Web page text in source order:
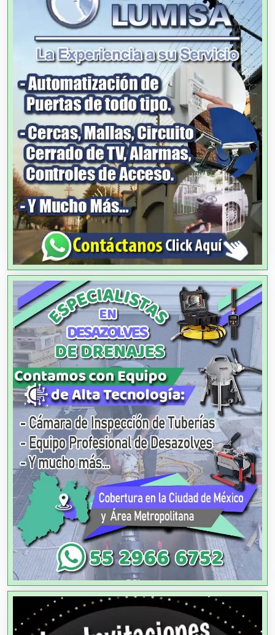
Agencias de Viajes
Agricultores
Agricultura y Ganadería
Agua Purificada
Aire Acondicionado
Alarmas
Albercas
Alimentos
Almacenaje
Alquiler de Autos
Alquiler de Equipos para Fiestas
Alquiler de Sillas y Mesas
Alquiler de Trajes de Etiqueta